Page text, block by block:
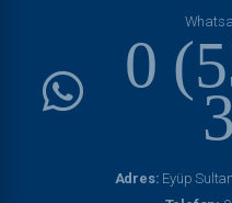
0
Adres: Eyüp